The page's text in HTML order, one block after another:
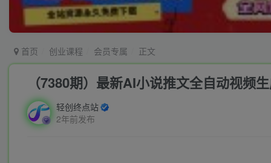
首页 创业课程 会员专属 正文
（7380期）最新AI小说推文全自动视频
轻创终点站
2年前发布